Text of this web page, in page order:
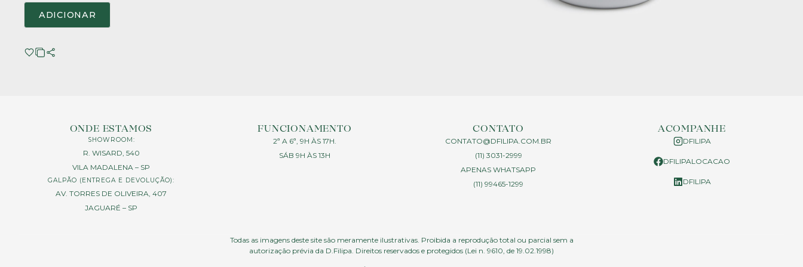
ADICIONAR
ONDE ESTAMOS
SHOWROOM:
R. WISARD, 540
VILA MADALENA – SP
GALPÃO (ENTREGA E DEVOLUÇÃO):
AV. TORRES DE OLIVEIRA, 407
JAGUARÉ – SP
FUNCIONAMENTO
2ª A 6ª, 9H ÀS 17H.
SÁB 9H ÀS 13H
CONTATO
CONTATO@DFILIPA.COM.BR
(11) 3031-2999
APENAS WHATSAPP
(11) 99465-1299
ACOMPANHE
DFILIPA
DFILIPALOCACAO
DFILIPA
Todas as imagens deste site são meramente ilustrativas. Proibida a reprodução total ou parcial sem a
autorização prévia da D.Filipa. Direitos reservados e protegidos (Lei n. 9610, de 19.02.1998)